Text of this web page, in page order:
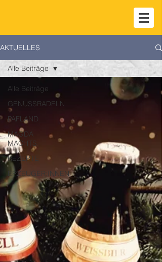
AKTUELLES
Alle Beiträge
GENUSSRADELN
PAFLAND
MAGDA
MACHTS
REZEPTE
ERZEUGER:INNEN
Alle Beiträge